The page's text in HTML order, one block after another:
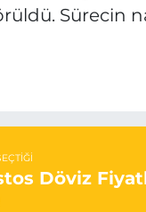
Sürecin
Döviz